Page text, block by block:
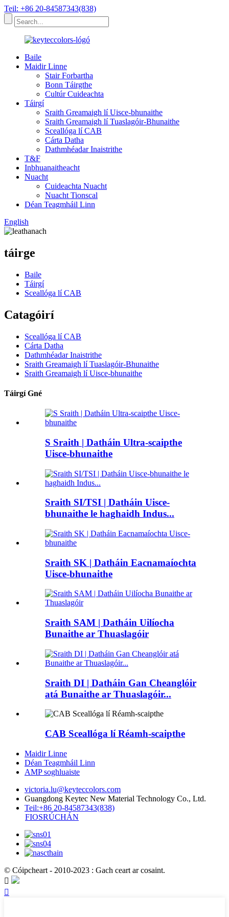
Teil: +86 20-84587343(838)
Baile
Maidir Linne
Stair Forbartha
Bonn Táirgthe
Cultúr Cuideachta
Táirgí
Sraith Greamaigh lí Uisce-bhunaithe
Sraith Greamaigh lí Tuaslagóir-Bhunaithe
Sceallóga lí CAB
Cárta Datha
Dathmhéadar Inaistrithe
T&F
Inbhuanaitheacht
Nuacht
Cuideachta Nuacht
Nuacht Tionscal
Déan Teagmháil Linn
English
táirge
Baile
Táirgí
Sceallóga lí CAB
Catagóirí
Sceallóga lí CAB
Cárta Datha
Dathmhéadar Inaistrithe
Sraith Greamaigh lí Tuaslagóir-Bhunaithe
Sraith Greamaigh lí Uisce-bhunaithe
Táirgí Gné
S Sraith | Datháin Ultra-scaipthe
Uisce-bhunaithe
Sraith SI/TSI | Datháin Uisce-
bhunaithe le haghaidh Indus...
Sraith SK | Datháin Eacnamaíochta
Uisce-bhunaithe
Sraith SAM | Datháin Uilíocha
Bunaithe ar Thuaslagóir
Sraith DI | Datháin Gan Cheanglóir
atá Bunaithe ar Thuaslagóir...
CAB Sceallóga lí Réamh-scaipthe
Maidir Linne
Déan Teagmháil Linn
AMP soghluaiste
victoria.lu@keyteccolors.com
Guangdong Keytec New Material Technology Co., Ltd.
Teil:+86 20-84587343(838)
FIOSRÚCHÁN
© Cóipcheart - 2010-2023 : Gach ceart ar cosaint.

